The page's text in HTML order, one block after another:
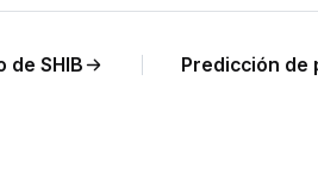
de SHIB Predicción de